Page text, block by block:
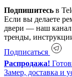
Подпишитесь в
Если вы делаете
двери — наш канал
тренды,
Подписаться
Распродажа!
Замер, доставка и